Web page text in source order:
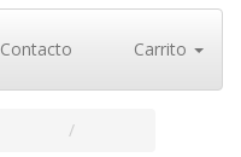
Contacto Carrito